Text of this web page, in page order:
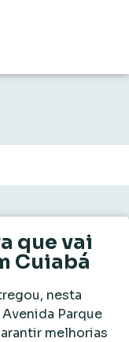
que vai
Cuiabá
nesta
Parque
melhorias